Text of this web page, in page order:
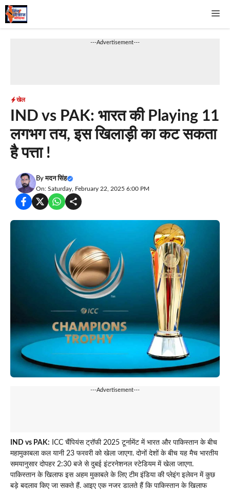
Skip
to
---Advertisement---
खेल
IND vs PAK: भारत की Playing 11
लगभग तय, इस खिलाड़ी का कट सकता
है पत्ता !
Byमदन सिंह
On: Saturday, February 22, 2025 6:00 PM
---Advertisement---
IND vs PAK: ICC चैंपियंस ट्रॉफी 2025 टूर्नामेंट में भारत और पाकिस्तान के बीच
महामुकाबला कल यानी 23 फरवरी को खेला जाएगा. दोनों देशों के बीच यह मैच भारतीय
समयानुसार दोपहर 2:30 बजे से दुबई इंटरनेशनल स्टेडियम में खेला जाएगा.
पाकिस्तान के खिलाफ इस अहम मुकाबले के लिए टीम इंडिया की प्लेइंग इलेवन में कुछ
बड़े बदलाव किए जा सकते हैं. आइए एक नजर डालते हैं कि पाकिस्तान के खिलाफ